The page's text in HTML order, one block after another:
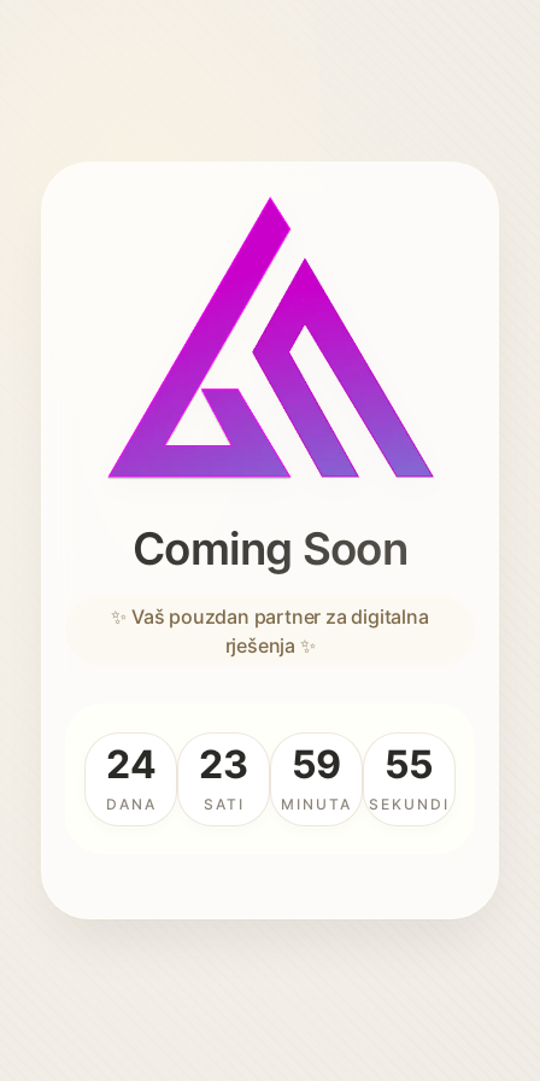
Coming Soon
✨ Vaš pouzdan partner za digitalna
rješenja ✨
24
DANA
23
SATI
59
MINUTA
55
SEKUNDI